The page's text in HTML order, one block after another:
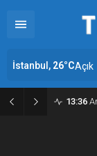
13:36
İstanbul, 26°CAçık